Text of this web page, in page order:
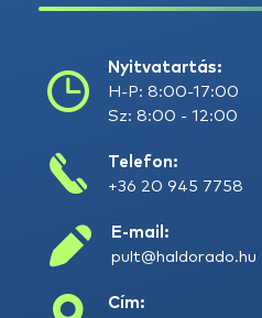
Nyitvatartás:
H-P: 8:00-17:00
Sz: 8:00 - 12:00
Telefon:
+36 20 945 7758
E-mail:
pult@haldorado.hu
Cím: